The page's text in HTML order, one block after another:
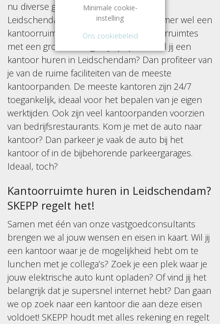
nu diverse grote kantoorgebouwen. In
Leidschendam is er voor elke ondernemer wel een
kantoorruimte te vinden. Vooral kantoorruimtes
met een grote metrage zijn populair. Wil jij een
kantoor huren in Leidschendam? Dan profiteer van
je van de ruime faciliteiten van de meeste
kantoorpanden. De meeste kantoren zijn 24/7
toegankelijk, ideaal voor het bepalen van je eigen
werktijden. Ook zijn veel kantoorpanden voorzien
van bedrijfsrestaurants. Kom je met de auto naar
kantoor? Dan parkeer je vaak de auto bij het
kantoor of in de bijbehorende parkeergarages.
Ideaal, toch?
Kantoorruimte huren in Leidschendam?
SKEPP regelt het!
Samen met één van onze vastgoedconsultants
brengen we al jouw wensen en eisen in kaart. Wil jij
een kantoor waar je de mogelijkheid hebt om te
lunchen met je collega’s? Zoek je een plek waar je
jouw elektrische auto kunt opladen? Of vind jij het
belangrijk dat je supersnel internet hebt? Dan gaan
we op zoek naar een kantoor die aan deze eisen
voldoet! SKEPP houdt met alles rekening en regelt
Minimale cookie-
instelling
Ons cookiebeleid